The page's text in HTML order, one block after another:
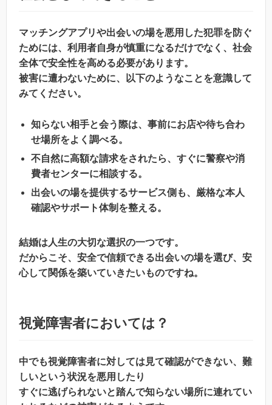
マッチングアプリや出会いの場を悪用した犯罪を防ぐ
ためには、利用者自身が慎重になるだけでなく、社会
全体で安全性を高める必要があります。
被害に遭わないために、以下のようなことを意識して
みてください。
知らない相手と会う際は、事前にお店や待ち合わ
せ場所をよく調べる。
不自然に高額な請求をされたら、すぐに警察や消
費者センターに相談する。
出会いの場を提供するサービス側も、厳格な本人
確認やサポート体制を整える。
結婚は人生の大切な選択の一つです。
だからこそ、安全で信頼できる出会いの場を選び、安
心して関係を築いていきたいものですね。
視覚障害者においては？
中でも視覚障害者に対しては見て確認ができない、難
しいという状況を悪用したり
すぐに逃げられないと踏んで知らない場所に連れてい